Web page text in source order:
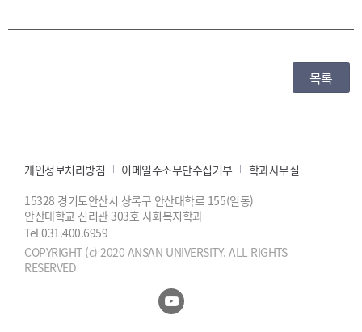
목록
개인정보처리방침 이메일주소무단수집거부
학과사무실
15328 경기도안산시 상록구 안산대학로 155(일동)
안산대학교 진리관 303호 사회복지학과
Tel 031.400.6959
COPYRIGHT (c) 2020 ANSAN UNIVERSITY. ALL RIGHTS
RESERVED